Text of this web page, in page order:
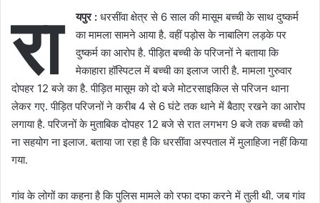
रा यपुर : धरसींवा क्षेत्र से 6 साल की मासूम बच्ची के साथ दुष्कर्म
का मामला सामने आया है. वहीं पड़ोस के नाबालिग लड़के पर
दुष्कर्म का आरोप है. पीड़ित बच्ची के परिजनों ने बताया कि
मेकाहारा हॉस्पिटल में बच्ची का इलाज जारी है. मामला गुरुवार
दोपहर 12 बजे का है. पीड़ित मासूम को दो बजे मोटरसाइकिल से परिजन थाना
लेकर गए. पीड़ित परिजनों ने करीब 4 से 6 घंटे तक थाने में बैठाए रखने का आरोप
लगाया है. परिजनों के मुताबिक दोपहर 12 बजे से रात लगभग 9 बजे तक बच्ची को
ना सहयोग ना इलाज. बताया जा रहा है कि धरसींवा अस्पताल में मुलाहिजा नहीं किया
गया.
गांव के लोगों का कहना है कि पुलिस मामले को रफा दफा करने में तुली थी. जब गांव